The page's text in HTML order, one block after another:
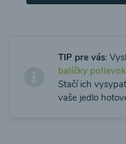
TIP pre vás:
balíčky
Stačí ich
vaše jedlo